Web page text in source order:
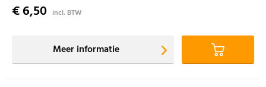
€ 6,50 incl. BTW
Meer informatie